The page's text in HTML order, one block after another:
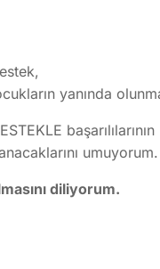
yanında
başarılılarının
umuyorum.
diliyorum.